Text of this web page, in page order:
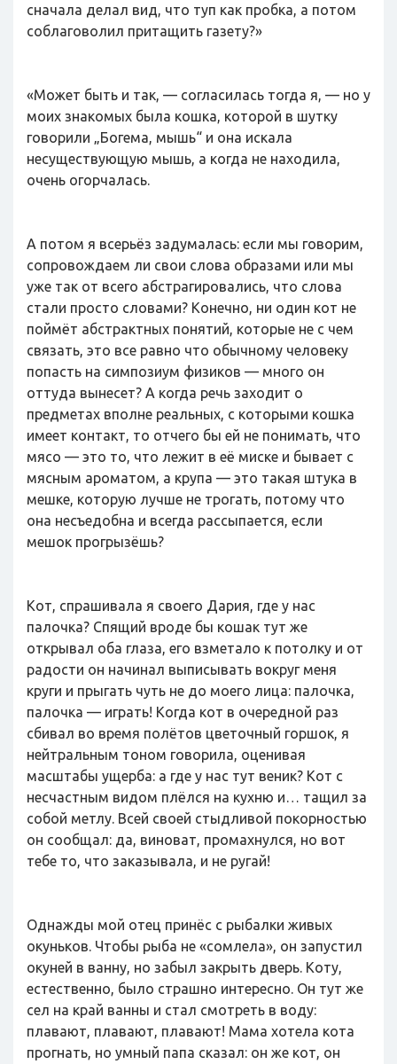
сначала делал вид, что туп как пробка, а потом
соблаговолил притащить газету?»
«Может быть и так, — согласилась тогда я, — но у
моих знакомых была кошка, которой в шутку
говорили „Богема, мышь“ и она искала
несуществующую мышь, а когда не находила,
очень огорчалась.
А потом я всерьёз задумалась: если мы говорим,
сопровождаем ли свои слова образами или мы
уже так от всего абстрагировались, что слова
стали просто словами? Конечно, ни один кот не
поймёт абстрактных понятий, которые не с чем
связать, это все равно что обычному человеку
попасть на симпозиум физиков — много он
оттуда вынесет? А когда речь заходит о
предметах вполне реальных, с которыми кошка
имеет контакт, то отчего бы ей не понимать, что
мясо — это то, что лежит в её миске и бывает с
мясным ароматом, а крупа — это такая штука в
мешке, которую лучше не трогать, потому что
она несъедобна и всегда рассыпается, если
мешок прогрызёшь?
Кот, спрашивала я своего Дария, где у нас
палочка? Спящий вроде бы кошак тут же
открывал оба глаза, его взметало к потолку и от
радости он начинал выписывать вокруг меня
круги и прыгать чуть не до моего лица: палочка,
палочка — играть! Когда кот в очередной раз
сбивал во время полётов цветочный горшок, я
нейтральным тоном говорила, оценивая
масштабы ущерба: а где у нас тут веник? Кот с
несчастным видом плёлся на кухню и… тащил за
собой метлу. Всей своей стыдливой покорностью
он сообщал: да, виноват, промахнулся, но вот
тебе то, что заказывала, и не ругай!
Однажды мой отец принёс с рыбалки живых
окуньков. Чтобы рыба не «сомлела», он запустил
окуней в ванну, но забыл закрыть дверь. Коту,
естественно, было страшно интересно. Он тут же
сел на край ванны и стал смотреть в воду:
плавают, плавают, плавают! Мама хотела кота
прогнать, но умный папа сказал: он же кот, он